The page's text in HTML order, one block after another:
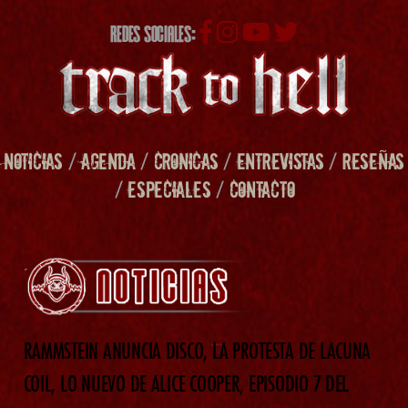
REDES SOCIALES:
NOTICIAS /AGENDA/ CRONICAS/ENTREVISTAS/RESEÑAS
/ESPECIALES/ CONTACTO
RAMMSTEIN ANUNCIA DISCO, LA PROTESTA DE LACUNA
COIL, LO NUEVO DE ALICE COOPER, EPISODIO 7 DEL